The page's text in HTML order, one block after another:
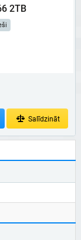
2TB
Salīdzināt